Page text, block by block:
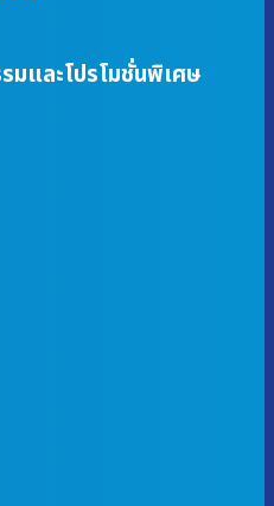
มและโปรโมชั่นพิเศษ